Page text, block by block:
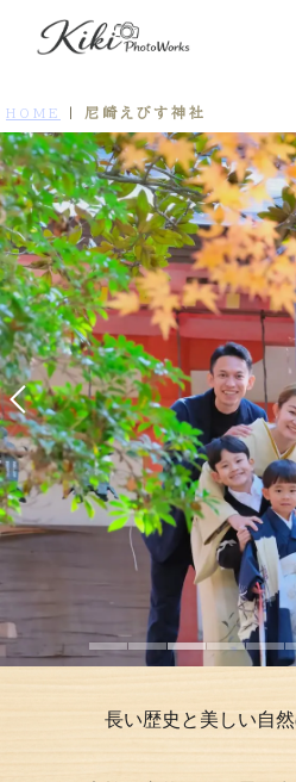
HOME 尼崎えびす神社
長い歴史と美しい自